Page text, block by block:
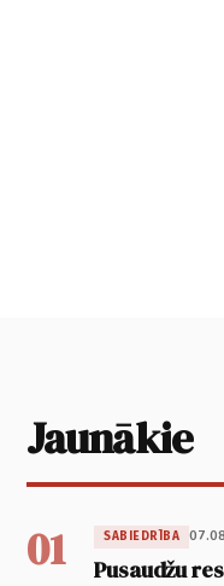
Jaunākie
01 SABIEDRĪBA
Pusaudžu